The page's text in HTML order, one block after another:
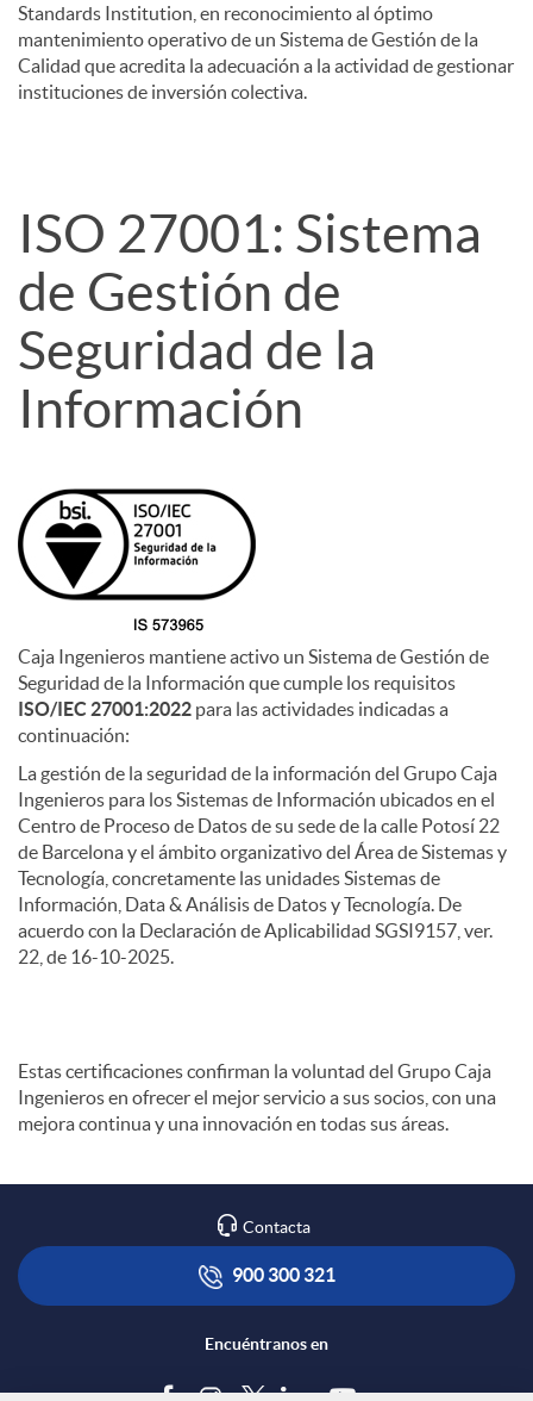
O
Standards Institution, en reconocimiento al óptimo
mantenimiento operativo de un Sistema de Gestión de la
Calidad que acredita la adecuación a la actividad de gestionar
instituciones de inversión colectiva.
ISO 27001: Sistema
de Gestión de
Seguridad de la
Información
Caja Ingenieros mantiene activo un Sistema de Gestión de
Seguridad de la Información que cumple los requisitos
ISO/IEC 27001:2022 para las actividades indicadas a
continuación:
La gestión de la seguridad de la información del Grupo Caja
Ingenieros para los Sistemas de Información ubicados en el
Centro de Proceso de Datos de su sede de la calle Potosí 22
de Barcelona y el ámbito organizativo del Área de Sistemas y
Tecnología, concretamente las unidades Sistemas de
Información, Data & Análisis de Datos y Tecnología. De
acuerdo con la Declaración de Aplicabilidad SGSI9157, ver.
22, de 16-10-2025.
Estas certificaciones confirman la voluntad del Grupo Caja
Ingenieros en ofrecer el mejor servicio a sus socios, con una
mejora continua y una innovación en todas sus áreas.
Contacta
900 300 321
Encuéntranos en